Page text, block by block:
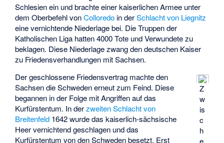
Schlesien ein und brachte einer kaiserlichen Armee unter
dem Oberbefehl vonColloredo in derSchlacht von Liegnitz
eine vernichtende Niederlage bei. Die Truppen der
Katholischen Liga hatten 4000 Tote und Verwundete zu
beklagen. Diese Niederlage zwang den deutschen Kaiser
zu Friedensverhandlungen mit Sachsen.
Z
w
is
c
h
e
Der geschlossene Friedensvertrag machte den
Sachsen die Schweden erneut zum Feind. Diese
begannen in der Folge mit Angriffen auf das
Kurfürstentum. In derzweiten Schlacht von
Breitenfeld 1642 wurde das kaiserlich-sächsische
Heer vernichtend geschlagen und das
Kurfürstentum von den Schweden besetzt. Erst